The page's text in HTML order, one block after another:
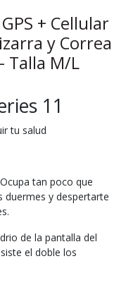
+ Cellular
y Correa
Talla M/L
11
tu salud
tan poco que
duermes y despertarte
de la pantalla del
el doble los